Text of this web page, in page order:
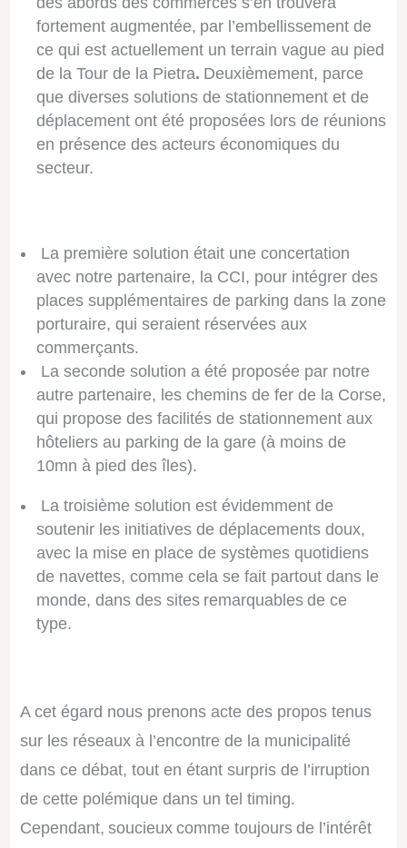
fortement augmentée, par l’embellissement de
ce qui est actuellement un terrain vague au pied
de la Tour de la Pietra. Deuxièmement, parce
que diverses solutions de stationnement et de
déplacement ont été proposées lors de réunions
en présence des acteurs économiques du
secteur.
La première solution était une concertation
avec notre partenaire, la CCI, pour intégrer des
places supplémentaires de parking dans la zone
porturaire, qui seraient réservées aux
commerçants.
La seconde solution a été proposée par notre
autre partenaire, les chemins de fer de la Corse,
qui propose des facilités de stationnement aux
hôteliers au parking de la gare (à moins de
10mn à pied des îles).
La troisième solution est évidemment de
soutenir les initiatives de déplacements doux,
avec la mise en place de systèmes quotidiens
de navettes, comme cela se fait partout dans le
monde, dans des sites remarquables de ce
type.
A cet égard nous prenons acte des propos tenus
sur les réseaux à l’encontre de la municipalité
dans ce débat, tout en étant surpris de l’irruption
de cette polémique dans un tel timing.
Cependant, soucieux comme toujours de l’intérêt